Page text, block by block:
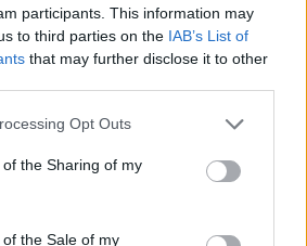
participants. This information may
to third parties on the IAB’s List of
that may further disclose it to other
app uses one or more Google
or usage behaviour. You may click to
to Google and its third-party tags to
specified purposes in below Google
Opt Outs
the Sharing of my
the Sale of my
pótolta végre